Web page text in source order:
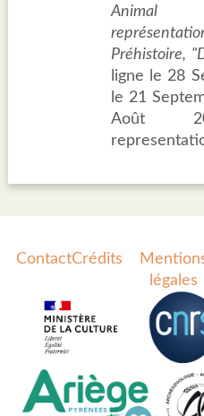
Animal
Préhistoire,
ligne le 28
le 21
Août
ContactCrédits
légales